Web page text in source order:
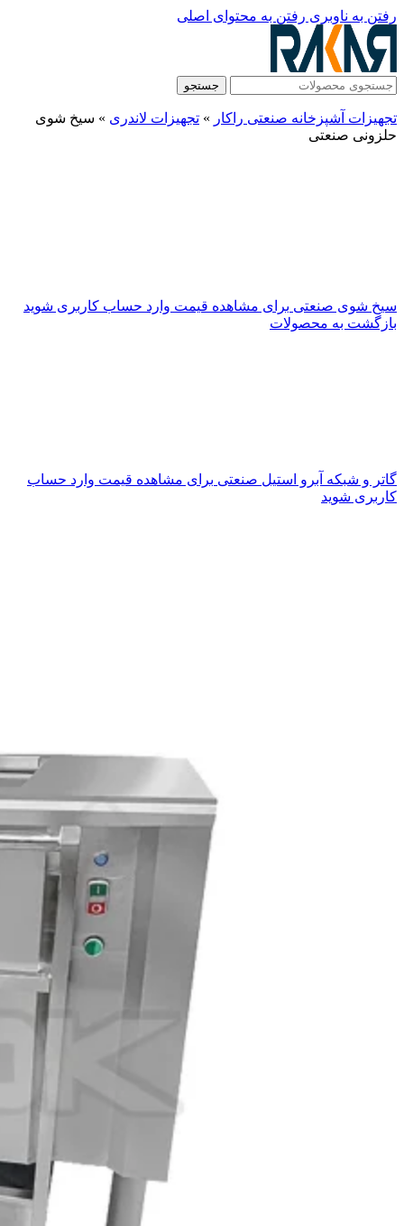
رفتن به ناوبری رفتن به محتوای اصلی
جستجو
تجهیزات آشپزخانه صنعتی راکار » تجهیزات لاندری » سیخ شوی
حلزونی صنعتی
سیخ شوی صنعتی برای مشاهده قیمت وارد حساب کاربری شوید
بازگشت به محصولات
گاتر و شبکه آبرو استیل صنعتی برای مشاهده قیمت وارد حساب
کاربری شوید